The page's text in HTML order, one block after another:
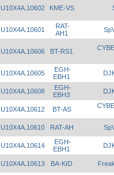
U10X4A 10602 KME-VS
U10X4A 10601
RAT-
AH1
U10X4A 10606 BT-RS1
U10X4A 10605
EGH-
EBH1
U10X4A 10608
EGH-
EBH3
U10X4A 10612 BT-AS
U10X4A 10610 RAT-AH
U10X4A 10614
EGH-
EBH1
U10X4A 10613 BA-KID